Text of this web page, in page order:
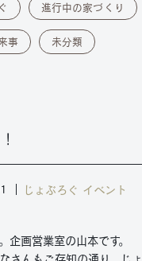
進行中の家づくり
事 未分類
じょぶろぐ イベント
企画営業室の山本です。